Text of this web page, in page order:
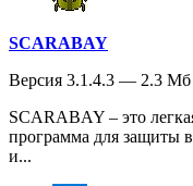
SCARABAY
Версия 3.1.4.3 — 2.3 Мб
SCARABAY – это
программа для защиты
и...